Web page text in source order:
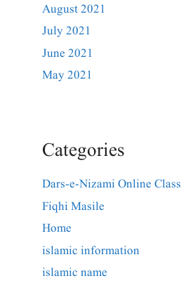
August 2021
July 2021
June 2021
May 2021
Categories
Dars-e-Nizami Online Class
Fiqhi Masile
Home
islamic information
islamic name